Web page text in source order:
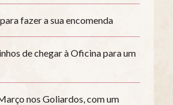
fazer a sua encomenda
de chegar à Oficina para um
nos Goliardos, com um